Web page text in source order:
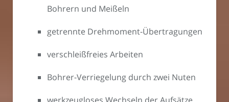
Bohrern und Meißeln
getrennte Drehmoment-Übertragungen
verschleißfreies Arbeiten
Bohrer-Verriegelung durch zwei Nuten